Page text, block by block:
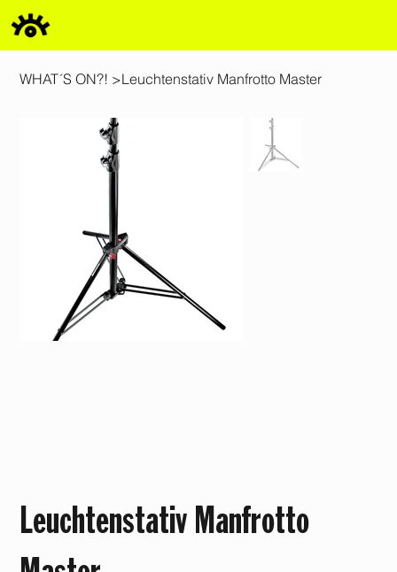
WHAT´S ON?! >Leuchtenstativ Manfrotto Master
Leuchtenstativ Manfrotto